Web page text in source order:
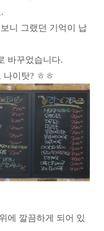
니 그랬던 기억이 납
바꾸었습니다.
이탓? ㅎㅎ
에 깔끔하게 되어 있